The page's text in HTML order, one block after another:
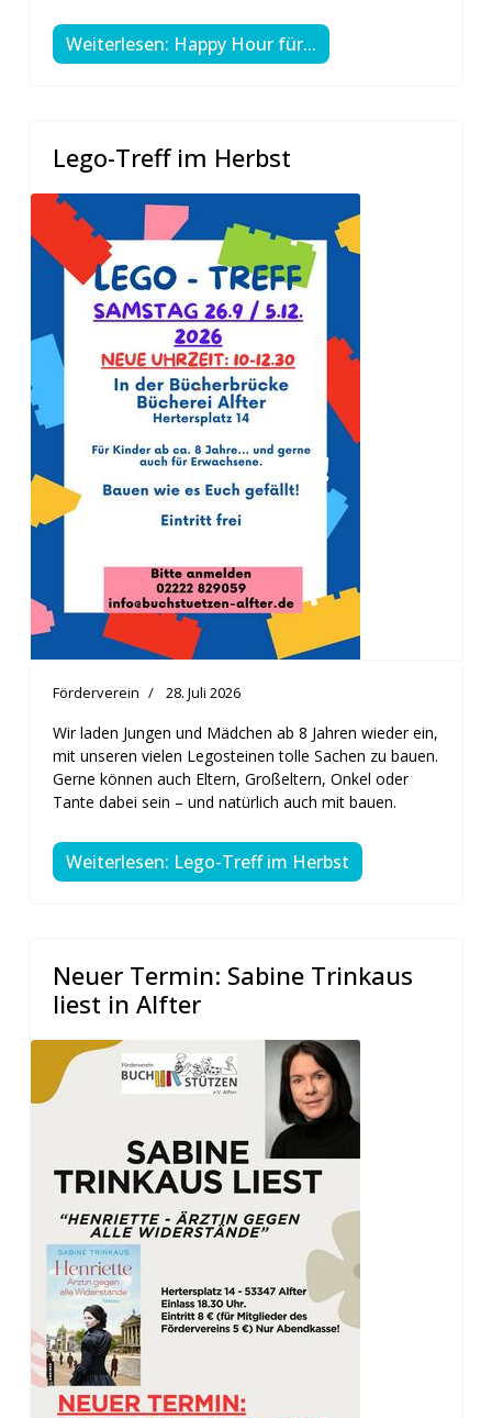
Weiterlesen: Happy Hour für...
Lego-Treff im Herbst
Förderverein 28. Juli 2026
Wir laden Jungen und Mädchen ab 8 Jahren wieder ein,
mit unseren vielen Legosteinen tolle Sachen zu bauen.
Gerne können auch Eltern, Großeltern, Onkel oder
Tante dabei sein – und natürlich auch mit bauen.
Weiterlesen: Lego-Treff im Herbst
Neuer Termin: Sabine Trinkaus
liest in Alfter